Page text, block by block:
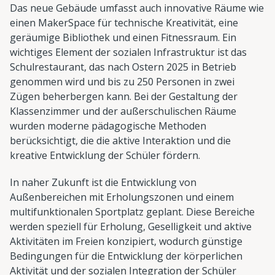
Das neue Gebäude umfasst auch innovative Räume wie
einen MakerSpace für technische Kreativität, eine
geräumige Bibliothek und einen Fitnessraum. Ein
wichtiges Element der sozialen Infrastruktur ist das
Schulrestaurant, das nach Ostern 2025 in Betrieb
genommen wird und bis zu 250 Personen in zwei
Zügen beherbergen kann. Bei der Gestaltung der
Klassenzimmer und der außerschulischen Räume
wurden moderne pädagogische Methoden
berücksichtigt, die die aktive Interaktion und die
kreative Entwicklung der Schüler fördern.
In naher Zukunft ist die Entwicklung von
Außenbereichen mit Erholungszonen und einem
multifunktionalen Sportplatz geplant. Diese Bereiche
werden speziell für Erholung, Geselligkeit und aktive
Aktivitäten im Freien konzipiert, wodurch günstige
Bedingungen für die Entwicklung der körperlichen
Aktivität und der sozialen Integration der Schüler